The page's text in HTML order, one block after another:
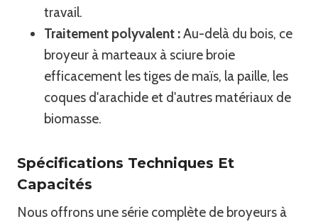
travail.
Traitement polyvalent :Au-delà du bois, ce
broyeur à marteaux à sciure broie
efficacement les tiges de maïs, la paille, les
coques d'arachide et d'autres matériaux de
biomasse.
Spécifications Techniques Et
Capacités
Nous offrons une série complète de broyeurs à